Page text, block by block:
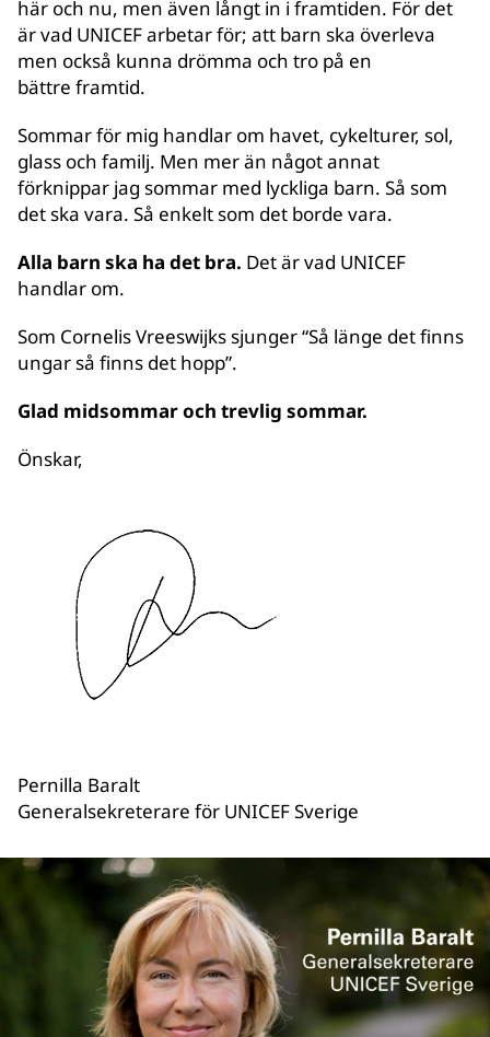
här och nu, men även långt in i framtiden. För det
är vad UNICEF arbetar för; att barn ska överleva
men också kunna drömma och tro på en
bättre framtid.
Sommar för mig handlar om havet, cykelturer, sol,
glass och familj. Men mer än något annat
förknippar jag sommar med lyckliga barn. Så som
det ska vara. Så enkelt som det borde vara.
Alla barn ska ha det bra. Det är vad UNICEF
handlar om.
Som Cornelis Vreeswijks sjunger “Så länge det finns
ungar så finns det hopp”.
Glad midsommar och trevlig sommar.
Önskar,
Pernilla Baralt
Generalsekreterare för UNICEF Sverige